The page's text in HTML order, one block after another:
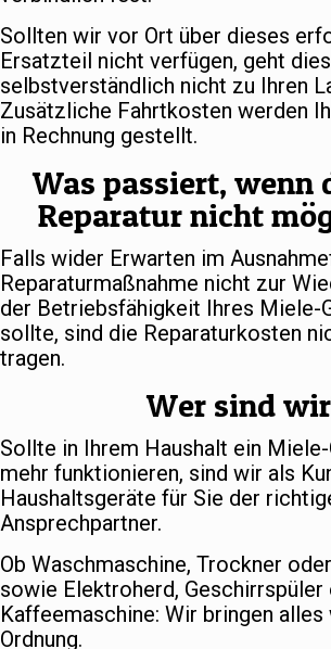
Sollten wir vor Ort über dieses
Ersatzteil nicht verfügen, geht dies
selbstverständlich nicht zu Ihren
Zusätzliche Fahrtkosten werden
in Rechnung gestellt.
Was passiert, wenn
Reparatur nicht
Falls wider Erwarten im
Reparaturmaßnahme nicht zur
der Betriebsfähigkeit Ihres Miele-
sollte, sind die Reparaturkosten
tragen.
Wer sind
Sollte in Ihrem Haushalt ein
mehr funktionieren, sind wir als
Haushaltsgeräte für Sie der
Ansprechpartner.
Ob Waschmaschine, Trockner
sowie Elektroherd, Geschirrspüler
Kaffeemaschine: Wir bringen alles
Ordnung.